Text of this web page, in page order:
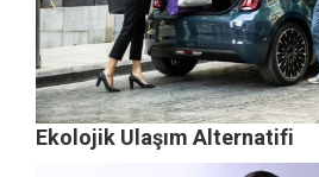
Ekolojik Ulaşım Alternatifi